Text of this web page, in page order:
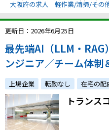
大阪府の求人 軽作業/清掃/その
更新日：2026年6月25日
最先端AI（LLM・RAG
ンジニア／チーム体
障害者専門の相談窓口
上場企業 転勤なし 在宅の配
トランス